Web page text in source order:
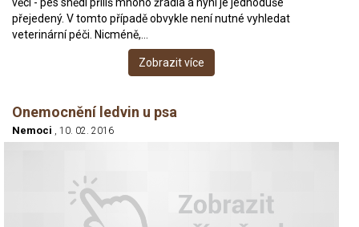
přejedený. V tomto případě obvykle není nutné vyhledat
veterinární péči. Nicméně,…
Zobrazit více
Onemocnění ledvin u psa
Nemoci , 10. 02. 2016